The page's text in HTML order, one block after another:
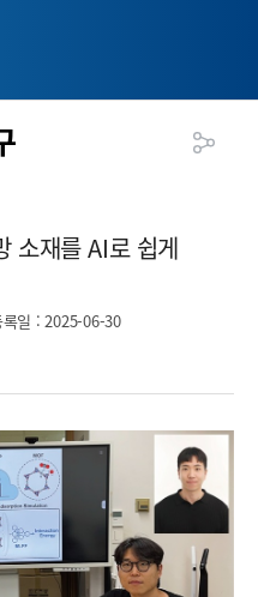
소재를 AI로 쉽게
일 : 2025-06-30